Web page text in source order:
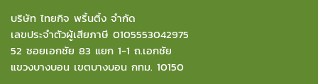
บริษัท ไทยกิจ พริ้นติ้ง จำกัด
เลขประจำตัวผู้เสียภาษี 0105553042975
52 ซอยเอกชัย 83 แยก 1-1 ถ.เอกชัย
แขวงบางบอน เขตบางบอน กทม. 10150